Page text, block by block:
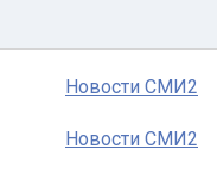
Новости СМИ2
Новости СМИ2